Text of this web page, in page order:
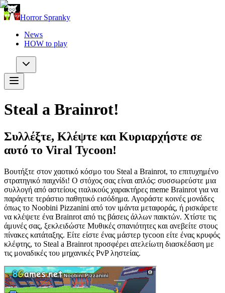
Horror Spranky
News
HOW to play
Steal a Brainrot!
Συλλέξτε, Κλέψτε και Κυριαρχήστε σε
αυτό το Viral Tycoon!
Βουτήξτε στον χαοτικό κόσμο του Steal a Brainrot, το επιτυχημένο
στρατηγικό παιχνίδι! Ο στόχος σας είναι απλός: συσσωρεύστε μια
συλλογή από αστείους ιταλικούς χαρακτήρες meme Brainrot για να
παράγετε τεράστιο παθητικό εισόδημα. Αγοράστε κοινές μονάδες
όπως το Noobini Pizzanini από τον ιμάντα μεταφοράς, ή ρισκάρετε
να κλέψετε ένα Brainrot από τις βάσεις άλλων παικτών. Χτίστε τις
άμυνές σας, ξεκλειδώστε Μυθικές σπανιότητες και ανεβείτε στους
πίνακες κατάταξης. Είτε είστε ένας μάστερ tycoon είτε ένας κρυφός
κλέφτης, το Steal a Brainrot προσφέρει ατελείωτη διασκέδαση με
τις μοναδικές του μηχανικές PvP ληστείας.